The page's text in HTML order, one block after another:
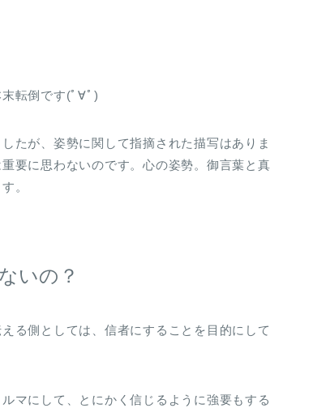
転倒です(ﾟ∀ﾟ)
たが、姿勢に関して指摘された描写はありま
要に思わないのです。心の姿勢。御言葉と真
。
いの？
る側としては、信者にすることを目的にして
マにして、とにかく信じるように強要もする